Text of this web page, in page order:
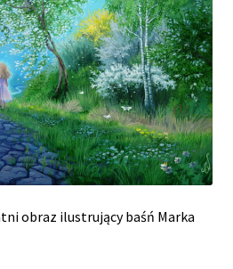
obraz ilustrujący baśń Marka